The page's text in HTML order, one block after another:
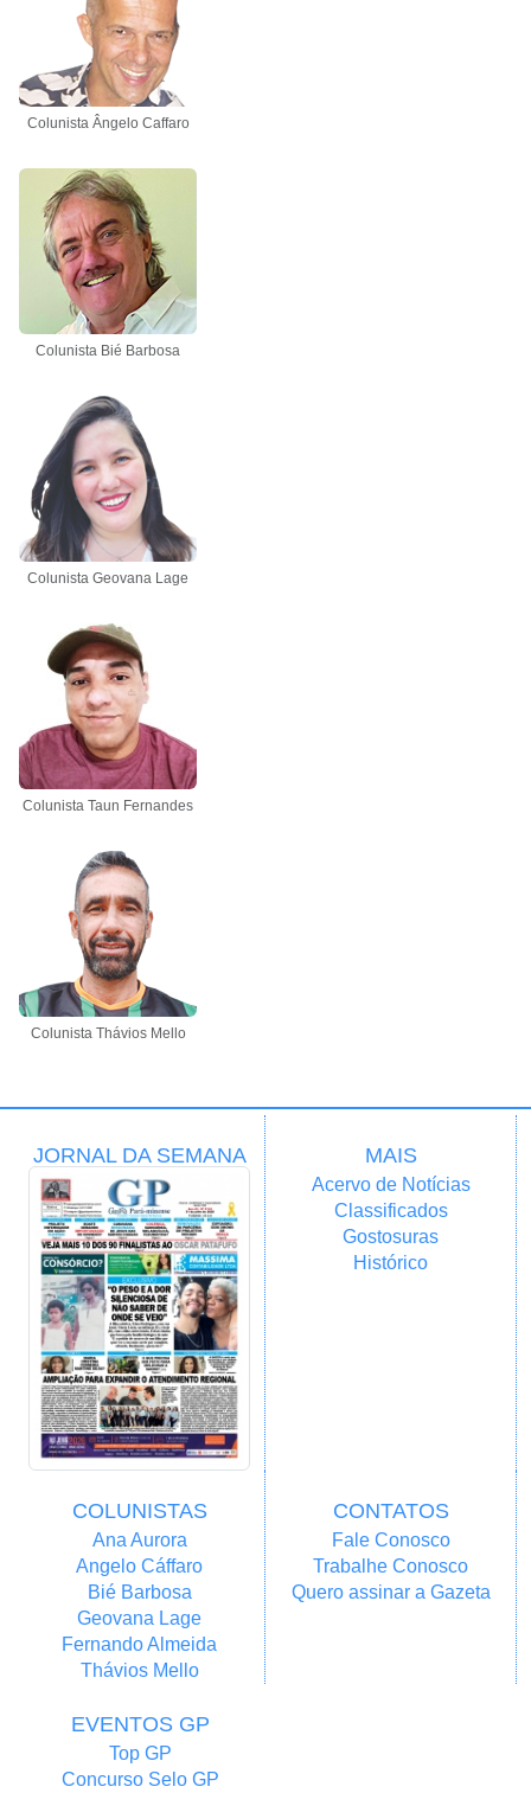
Colunista Ângelo Caffaro
Colunista Bié Barbosa
Colunista Geovana Lage
Colunista Taun Fernandes
Colunista Thávios Mello
JORNAL DA SEMANA MAIS
Acervo de Notícias
Classificados
Gostosuras
Histórico
COLUNISTAS
Ana Aurora
Angelo Cáffaro
Bié Barbosa
Geovana Lage
Fernando Almeida
Thávios Mello
CONTATOS
Fale Conosco
Trabalhe Conosco
Quero assinar a Gazeta
EVENTOS GP
Top GP
Concurso Selo GP